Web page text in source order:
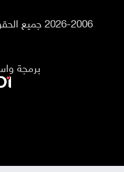
2026-2006 جميع الحقوق محفوظة لموقع السوسنة
برمجة